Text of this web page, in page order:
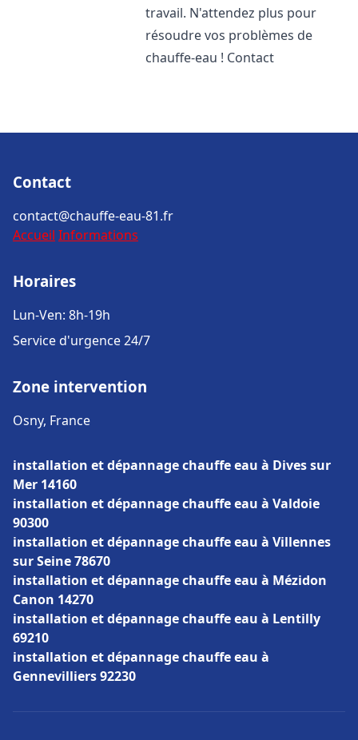
travail. N'attendez plus pour
résoudre vos problèmes de
chauffe-eau ! Contact
Contact
contact@chauffe-eau-81.fr
Accueil Informations
Horaires
Lun-Ven: 8h-19h
Service d'urgence 24/7
Zone intervention
Osny, France
installation et dépannage chauffe eau à Dives sur
Mer 14160
installation et dépannage chauffe eau à Valdoie
90300
installation et dépannage chauffe eau à Villennes
sur Seine 78670
installation et dépannage chauffe eau à Mézidon
Canon 14270
installation et dépannage chauffe eau à Lentilly
69210
installation et dépannage chauffe eau à
Gennevilliers 92230